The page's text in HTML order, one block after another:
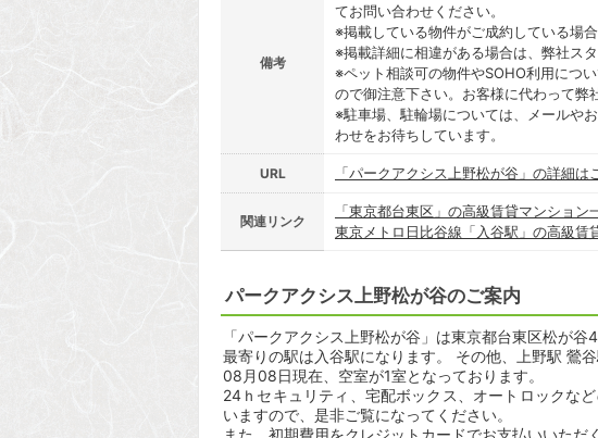
備考
てお問い合わせください。
※掲載している物件がご成約している場
※掲載詳細に相違がある場合は、弊社ス
※ペット相談可の物件やSOHO利用につ
ので御注意下さい。お客様に代わって弊
※駐車場、駐輪場については、メールや
わせをお待ちしています。
URL 「パークアクシス上野松が谷」の詳細は
関連リンク
「東京都台東区」の高級賃貸マンション
東京メトロ日比谷線「入谷駅」の高級賃
パークアクシス上野松が谷のご案内
「パークアクシス上野松が谷」は東京都台東区松が
最寄りの駅は入谷駅になります。 その他、上野駅 鶯
08月08日現在、空室が1室となっております。
24ｈセキュリティ、宅配ボックス、オートロックな
いますので、是非ご覧になってください。
また、初期費用をクレジットカードでお支払いいただ